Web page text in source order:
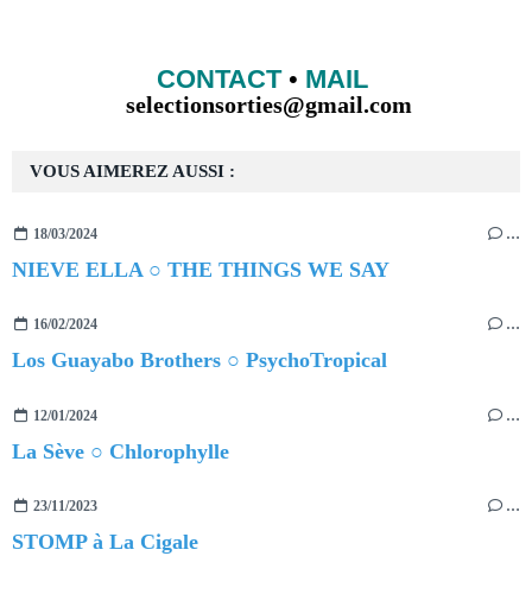
VOUS AIMEREZ AUSSI :
18/03/2024 …
NIEVE ELLA ○ THE THINGS WE SAY
16/02/2024 …
Los Guayabo Brothers ○ PsychoTropical
12/01/2024 …
La Sève ○ Chlorophylle
23/11/2023 …
STOMP à La Cigale
CONTACT• MAIL
selectionsorties@gmail.com